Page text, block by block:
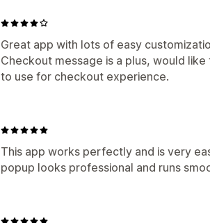
Great app with lots of easy
Checkout message is a plus, would
to use for checkout experience.
This app works perfectly and is very
popup looks professional and runs